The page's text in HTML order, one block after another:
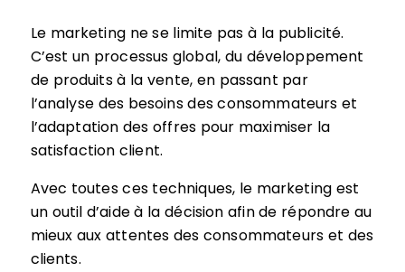
Le marketing ne se limite pas à la publicité.
C’est un processus global, du développement
de produits à la vente, en passant par
l’analyse des besoins des consommateurs et
l’adaptation des offres pour maximiser la
satisfaction client.
Avec toutes ces techniques, le marketing est
un outil d’aide à la décision afin de répondre au
mieux aux attentes des consommateurs et des
clients.